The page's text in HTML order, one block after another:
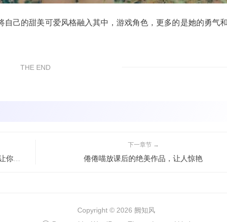
己的甜美可爱风格融入其中，游戏角色，更多的是她的勇气
THE END
下一章节 →
倦倦喵放课后的绝美作品，让人惊艳
Copyright © 2026 阙知风